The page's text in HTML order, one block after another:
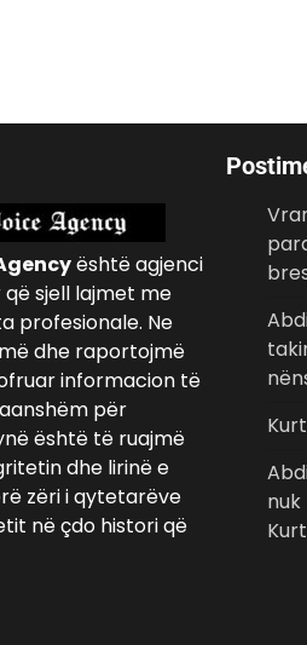
është agjenci
sjell lajmet me
profesionale. Ne
dhe raportojmë
informacion të
për
është të ruajmë
dhe lirinë e
zëri i qytetarëve
në çdo histori që